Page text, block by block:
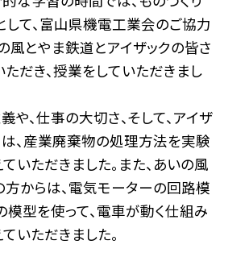
て、富山県機電工業会のご協力
風とやま鉄道とアイザックの皆さ
だき、授業をしていただきまし
や、仕事の大切さ、そして、アイザ
、産業廃棄物の処理方法を実験
いただきました。また、あいの風
方からは、電気モーターの回路模
型を使って、電車が動く仕組み
いただきました。